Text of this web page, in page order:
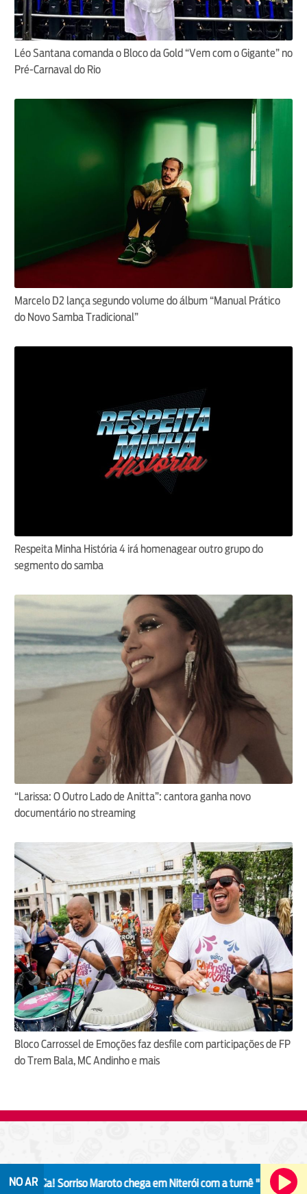
Léo Santana comanda o Bloco da Gold “Vem com o Gigante” no
Pré-Carnaval do Rio
Marcelo D2 lança segundo volume do álbum “Manual Prático
do Novo Samba Tradicional”
Respeita Minha História 4 irá homenagear outro grupo do
segmento do samba
“Larissa: O Outro Lado de Anitta”: cantora ganha novo
documentário no streaming
Bloco Carrossel de Emoções faz desfile com participações de FP
do Trem Bala, MC Andinho e mais
NO AR FM O Dia